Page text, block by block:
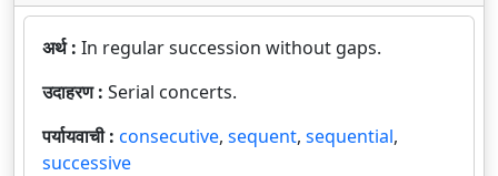
अर्थ : In regular succession without gaps.
उदाहरण : Serial concerts.
पर्यायवाची : consecutive, sequent, sequential,
successive